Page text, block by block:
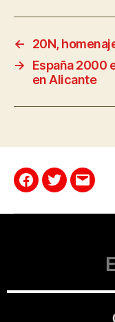
←
20N,
→
España 2000
en Alicante